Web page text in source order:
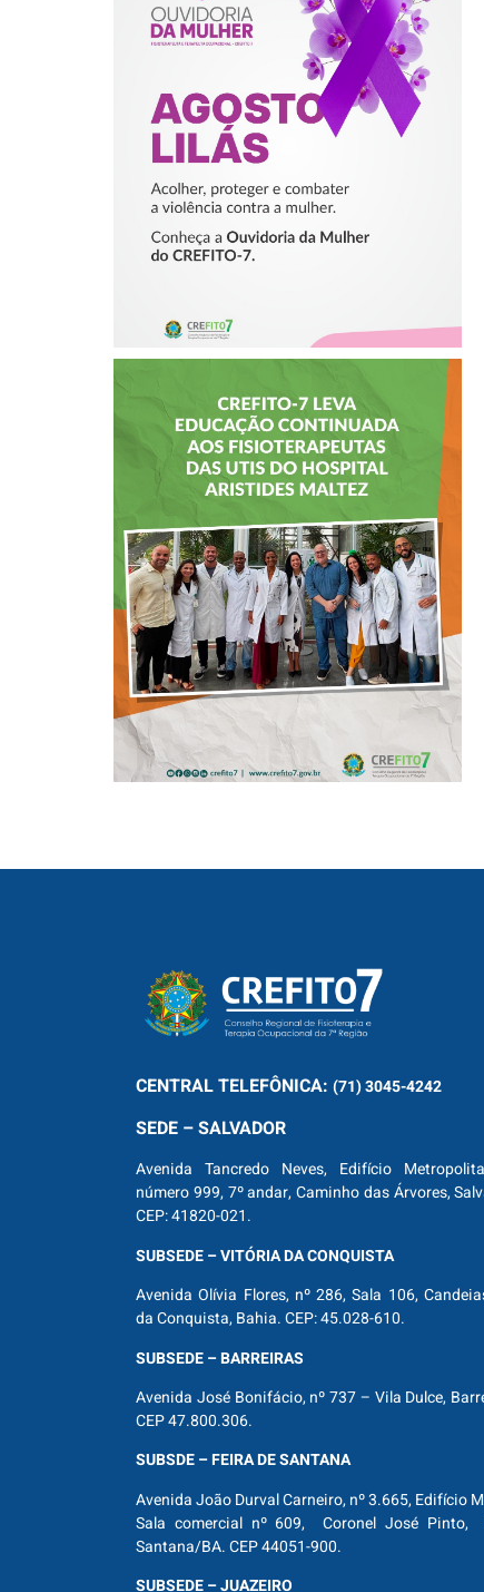
AGOSTO LILÁS –
ACOLHER,
PROTEGER E
COMBATER A
VIOLÊNCIA
CONTRA A
MULHER
CREFITO-7 LEVA
EDUCAÇÃO
CONTINUADA AOS
FISIOTERAPEUTAS
DAS UTIs DO
HOSPITAL
ARISTIDES
MALTEZ
CENTRALTELEFÔNICA: (71) 3045-4242
SEDE – SALVADOR
Avenida Tancredo Neves, Edifício
número 999, 7º andar, Caminho das Árvores,
CEP: 41820-021.
SUBSEDE – VITÓRIA DA CONQUISTA
Avenida Olívia Flores, nº 286, Sala 106,
da Conquista, Bahia. CEP: 45.028-610.
SUBSEDE – BARREIRAS
Avenida José Bonifácio, nº 737 – Vila Dulce,
CEP 47.800.306.
SUBSDE – FEIRA DE SANTANA
Avenida João Durval Carneiro, nº 3.665, Edifício
Sala comercial nº 609, Coronel José Pinto,
Santana/BA. CEP 44051-900.
SUBSEDE – JUAZEIRO